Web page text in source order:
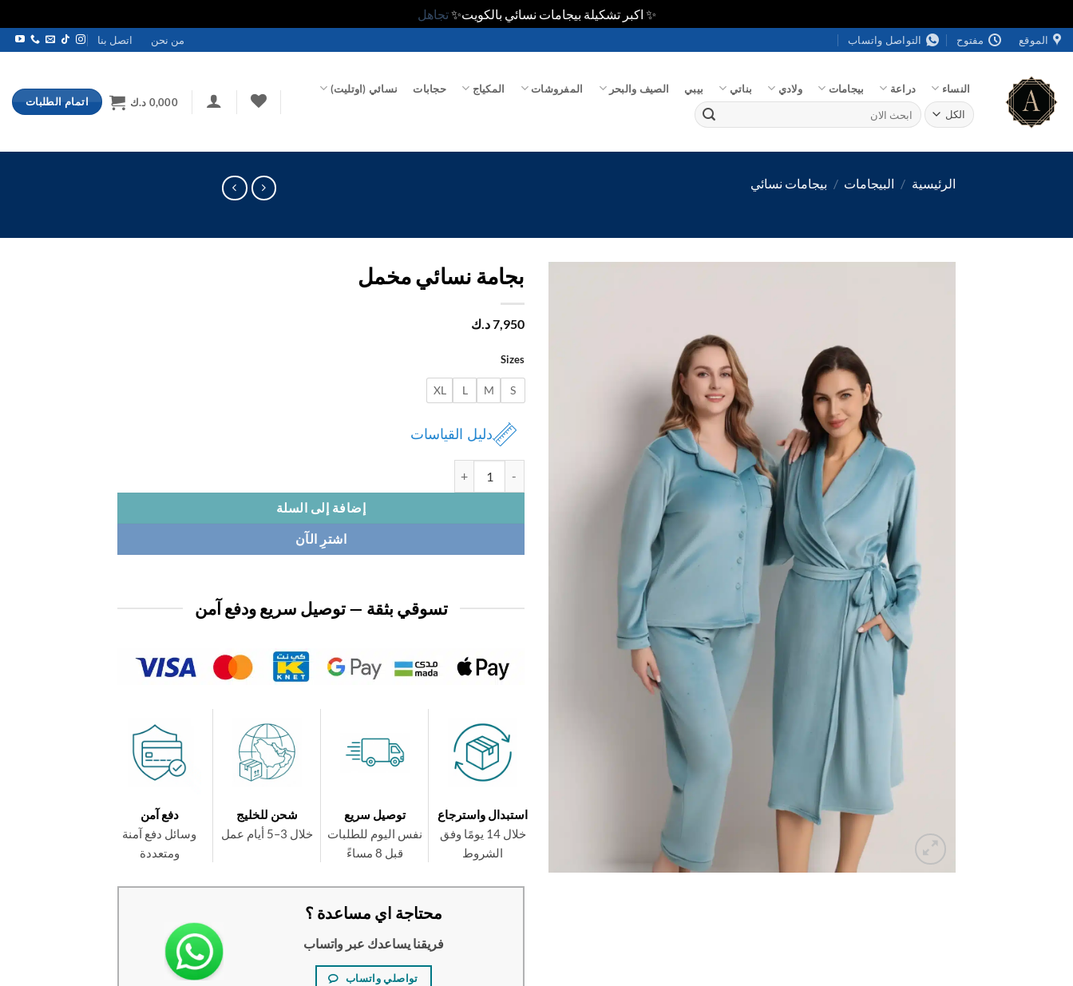
✨ اكبر تشكيلة بيجامات نسائي بالكويت✨تجاهل
تخطي
للمحتوى
الموقع مفتوح التواصل واتساب من نحن اتصل بنا
النساء دراعة بيجامات ولادي بناتي بيبي الصيف والبحر المفروشات المكياج حجابات نسائي (اوتليت)
البحث
عن:
0,000 د.ك اتمام الطلبات
الرئيسية / البيجامات / بيجامات نسائي
بجامة نسائي مخمل
7,950د.ك
Sizes
S
M
L
XL
دليل القياسات
إضافة إلى السلة
اشترِ الآن
تسوقي بثقة — توصيل سريع ودفع آمن
استبدال واسترجاع
خلال 14 يومًا وفق
الشروط
توصيل سريع
نفس اليوم للطلبات
قبل 8 مساءً
شحن للخليج
خلال 3–5 أيام عمل
دفع آمن
وسائل دفع آمنة
ومتعددة
محتاجة اي مساعدة ؟
فريقنا يساعدك عبر واتساب
تواصلي واتساب